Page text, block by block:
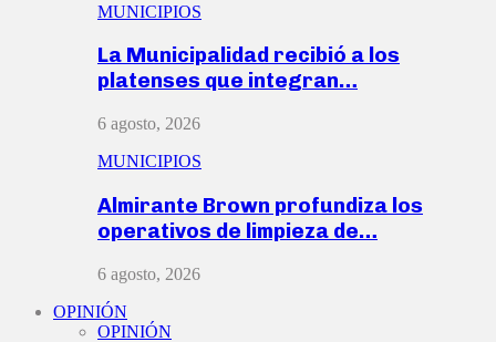
MUNICIPIOS
La Municipalidad recibió a los
platenses que integran…
6 agosto, 2026
MUNICIPIOS
Almirante Brown profundiza los
operativos de limpieza de…
6 agosto, 2026
OPINIÓN
OPINIÓN